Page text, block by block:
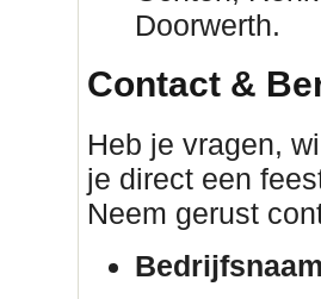
Doorwerth.
Contact &
Heb je vragen,
je direct een
Neem gerust